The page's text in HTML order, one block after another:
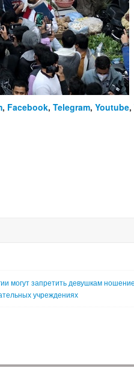
, Facebook, Telegram, Youtube,
могут запретить девушкам
учреждениях